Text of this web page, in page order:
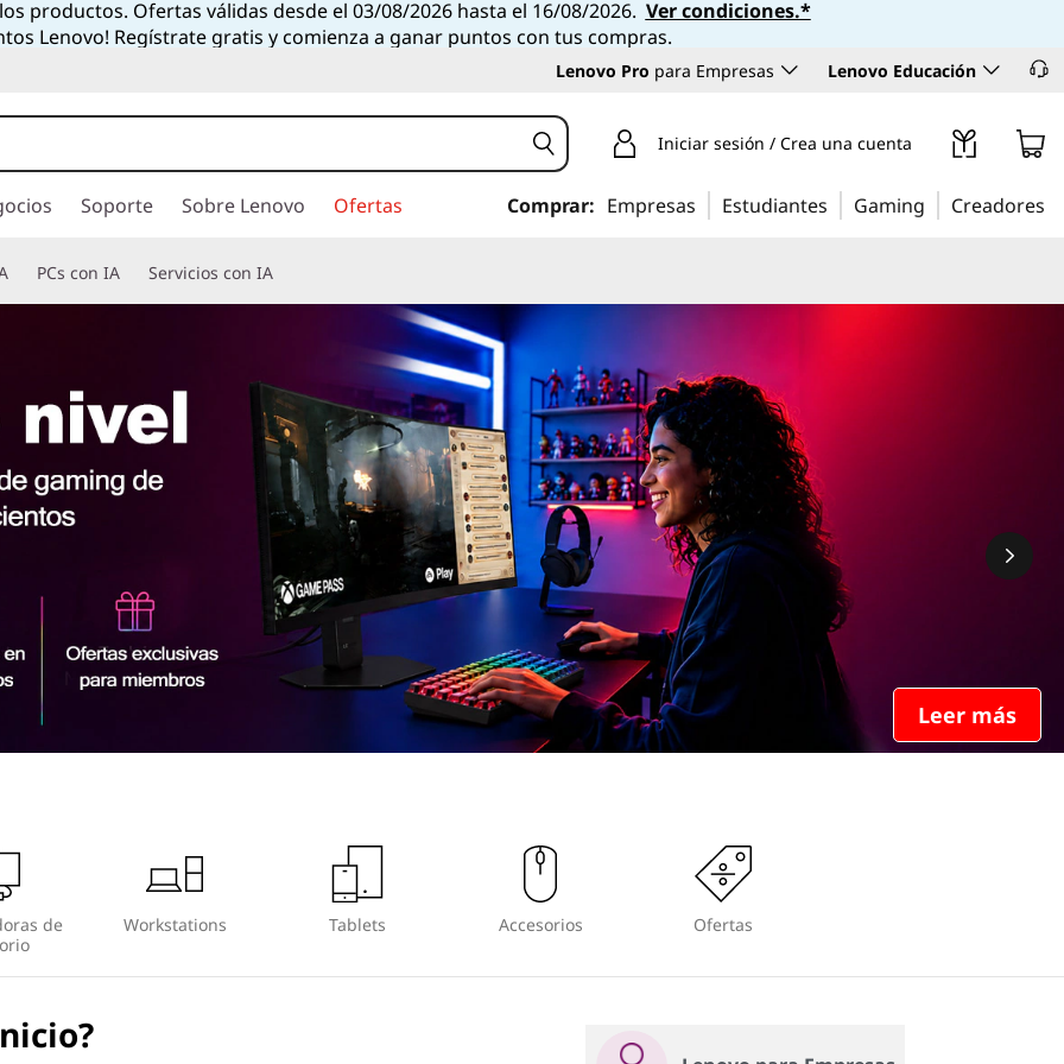
productos. Ofertas válidas desde el 03/08/2026 hasta el 16/08/2026. Ver condiciones.*
Lenovo! Regístrate gratis y comienza a ganar puntos con tus compras.
Lenovo Pro para Empresas Lenovo Educación
Iniciar sesión / Crea una cuenta
Soporte Sobre Lenovo Ofertas Comprar: Empresas Estudiantes Gaming Creadores
PCs con IA Servicios con IA
Leer más
de
Workstations Tablets Accesorios Ofertas